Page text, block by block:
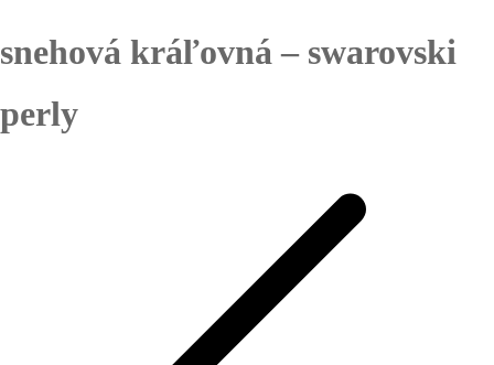
snehová kráľovná – swarovski
perly